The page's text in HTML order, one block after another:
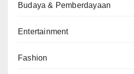
Budaya & Pemberdayaan
Entertainment
Fashion